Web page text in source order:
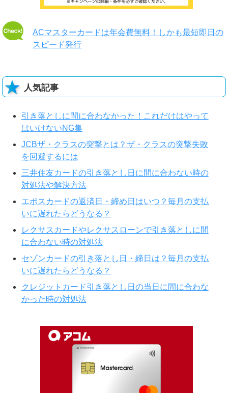
ACマスターカードは年会費無料！しかも最短即日の
スピード発行
人気記事
引き落としに間に合わなかった！これだけはやって
はいけないNG集
JCBザ・クラスの突撃とは？ザ・クラスの突撃失敗
を回避するには
三井住友カードの引き落とし日に間に合わない時の
対処法や解決方法
エポスカードの返済日・締め日はいつ？毎月の支払
いに遅れたらどうなる？
レクサスカードやレクサスローンで引き落としに間
に合わない時の対処法
セゾンカードの引き落とし日・締日は？毎月の支払
いに遅れたらどうなる？
クレジットカード引き落とし日の当日に間に合わな
かった時の対処法